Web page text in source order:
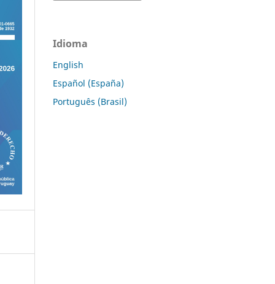
Idioma
English
Español (España)
Português (Brasil)